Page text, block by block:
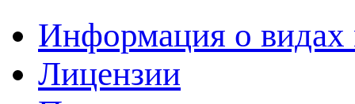
Информация о
Лицензии